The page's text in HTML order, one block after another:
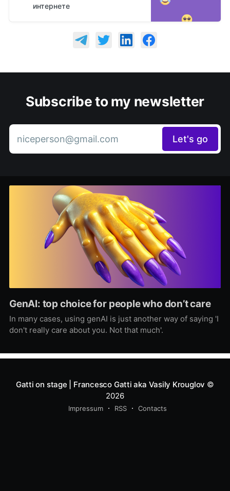
интернете
Subscribe to my newsletter
niceperson@gmail.com Let's go
GenAI: top choice for people who don’t care
In many cases, using genAI is just another way of saying 'I
don't really care about you. Not that much'.
Gatti on stage | Francesco Gatti aka Vasily Krouglov ©
2026
Impressum RSS Contacts